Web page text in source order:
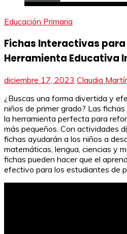
Educación Primaria
Fichas Interactivas para
Herramienta Educativa
diciembre 17, 2023 Claudia
¿Buscas una forma divertida y
niños de primer grado? Las
la herramienta perfecta para
más pequeños. Con actividades
fichas ayudarán a los niños a
matemáticas, lengua, ciencias y
fichas pueden hacer que el
efectivo para los estudiantes de